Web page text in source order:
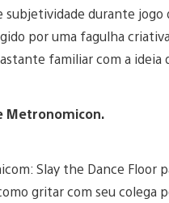
durante jogo
por uma fagulha
familiar com a
Metronomicon.
Slay the Dance Floor
gritar com seu colega